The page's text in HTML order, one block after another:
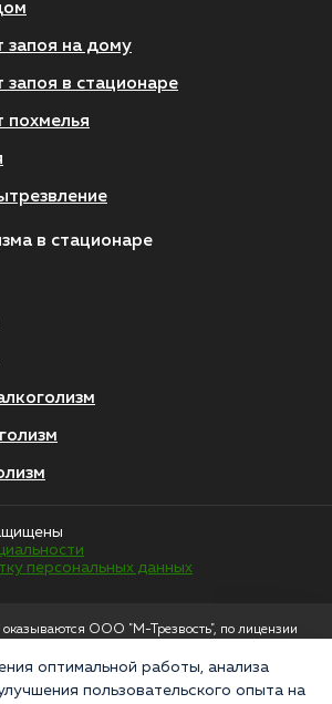
запоя на дому
запоя в стационаре
похмелья
в стационаре
персональных данных
оказываются ООО "М-Трезвость", по лицензии
улица 8 Марта, 1с12, подъезд 1
narkologiya24.clinic против распространения,
оптимальной работы, анализа
пользовательского опыта на